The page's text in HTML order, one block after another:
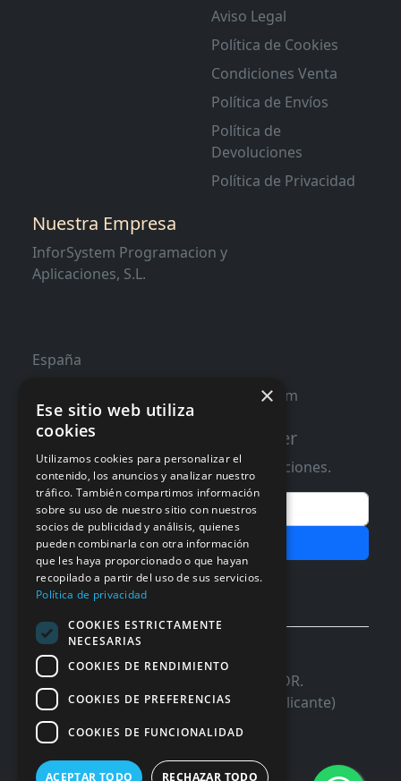
Aviso Legal
Política de Cookies
Condiciones Venta
Política de Envíos
Política de
Devoluciones
Política de Privacidad
Nuestra Empresa
InforSystem Programacion y
Aplicaciones, S.L.
España
contacto@distribucioninformatica.com
Suscribete a nuestro Newsletter
Te informaremos de ofertas y promociones.
Email
Subscribir
Aceptar Politica dePrivacidad
© 2026 InforSystem Programacion y
Aplicaciones, S.L. CIF: B54337985 | C/DR.
Marañon, 17 Local 5 | 03680 - ASPE (Alicante)
×
Ese sitio web utiliza
cookies
Utilizamos cookies para personalizar el
contenido, los anuncios y analizar nuestro
tráfico. También compartimos información
sobre su uso de nuestro sitio con nuestros
socios de publicidad y análisis, quienes
pueden combinarla con otra información
que les haya proporcionado o que hayan
recopilado a partir del uso de sus servicios.
Política de privacidad
COOKIES ESTRICTAMENTE
NECESARIAS
COOKIES DE RENDIMIENTO
COOKIES DE PREFERENCIAS
COOKIES DE FUNCIONALIDAD
ACEPTAR TODO RECHAZAR TODO